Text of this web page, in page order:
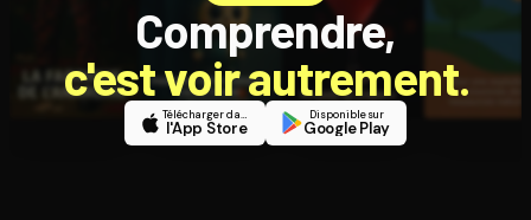
Comprendre,
c'est voir autrement.
Télécharger dans
l'App Store
Disponible sur
Google Play